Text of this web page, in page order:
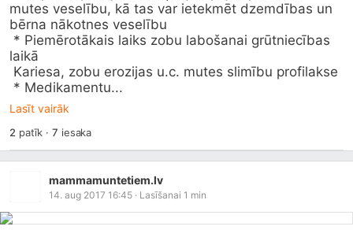
mutes veselību, kā tas var ietekmēt dzemdības un
bērna nākotnes veselību
laikā
* Medikamentu...
Lasīt vairāk
2 patīk ·7 iesaka
mammamuntetiem.lv
14. aug 2017 16:45 · Lasīšanai 1 min